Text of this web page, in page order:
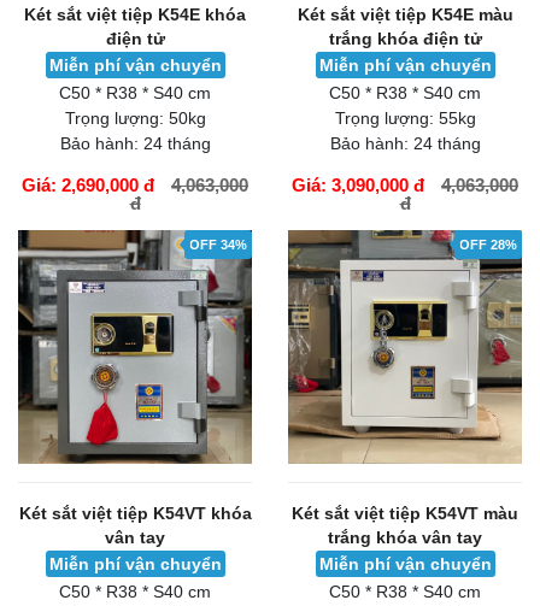
Két sắt việt tiệp K54E khóa
điện tử
Miễn phí vận chuyển
C50 * R38 * S40 cm
Trọng lượng: 50kg
Bảo hành: 24 tháng
Giá: 2,690,000 đ
4,063,000
đ
Két sắt việt tiệp K54E màu
trắng khóa điện tử
Miễn phí vận chuyển
C50 * R38 * S40 cm
Trọng lượng: 55kg
Bảo hành: 24 tháng
Giá: 3,090,000 đ
4,063,000
đ
OFF 34%
Két sắt việt tiệp K54VT khóa
vân tay
Miễn phí vận chuyển
C50 * R38 * S40 cm
OFF 28%
Két sắt việt tiệp K54VT màu
trắng khóa vân tay
Miễn phí vận chuyển
C50 * R38 * S40 cm